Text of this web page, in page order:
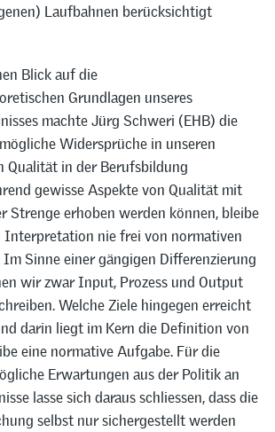
Laufbahnen berücksichtigt
Blick auf die
Grundlagen unseres
machte Jürg Schweri (EHB) die
Widersprüche in unseren
Qualität in der Berufsbildung
gewisse Aspekte von Qualität mit
Strenge erhoben werden können, bleibe
nie frei von normativen
Im Sinne einer gängigen Differenzierung
wir zwar Input, Prozess und Output
Welche Ziele hingegen erreicht
darin liegt im Kern die Definition von
eine normative Aufgabe. Für die
Erwartungen aus der Politik an
lasse sich daraus schliessen, dass die
selbst nur sichergestellt werden